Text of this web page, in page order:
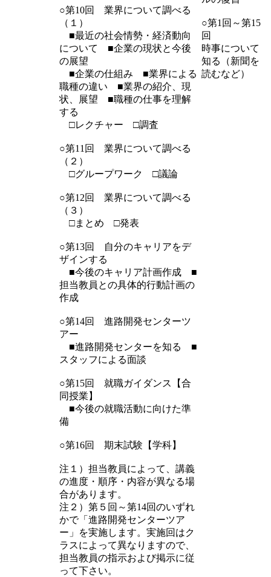
○第10回 業界について調べる
（１）
■最近の社会情勢・経済動向
について ■企業の現状と今後
の展望
■企業の仕組み ■業界による
職種の違い ■業界の紹介、現
状、展望 ■職種の仕事を理解
する
□レクチャー □調査
○第11回 業界について調べる
（２）
□グループワーク □議論
○第12回 業界について調べる
（３）
□まとめ □発表
○第13回 自分のキャリアをデ
ザインする
■今後のキャリア計画作成 ■
担当教員との具体的行動計画の
作成
○第14回 進路開発センターツ
アー
■進路開発センターを知る ■
スタッフによる面談
○第15回 就職ガイダンス【合
同授業】
■今後の就職活動に向けた準
備
○第16回 期末試験【学科】
注１）担当教員によって、講義
の進度・順序・内容が異なる場
合があります。
注２）第５回～第14回のいずれ
かで「進路開発センターツア
ー」を実施します。実施回はク
ラスによって異なりますので、
担当教員の指示および掲示に従
って下さい。
○第1回～第15
回
時事について
知る（新聞を
読むなど）